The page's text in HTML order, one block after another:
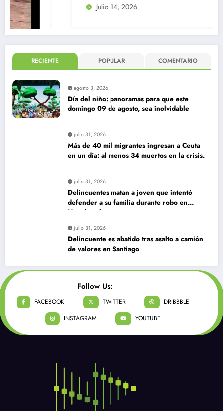
Julio 14, 2026
RECIENTE POPULAR COMENTARIO
agosto 3, 2026
Día del niño: panoramas para que este
domingo 09 de agosto, sea inolvidable
julio 31, 2026
Más de 40 mil migrantes ingresan a Ceuta
en un día: al menos 34 muertos en la crisis.
julio 31, 2026
Delincuentes matan a joven que intentó
defender a su familia durante robo en
Huechuraba
julio 31, 2026
Delincuente es abatido tras asalto a camión
de valores en Santiago
Follow Us:
FACEBOOK TWITTER
DRIBBBLE
INSTAGRAM
YOUTUBE